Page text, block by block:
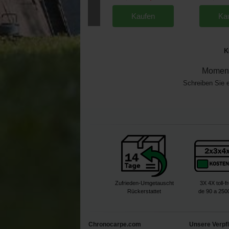
Kaufen
Schreiben Sie
Zufrieden-Umgetauscht
Rückerstattet
3X 4X toll-
de 90 a
Chronocarpe.com Unsere